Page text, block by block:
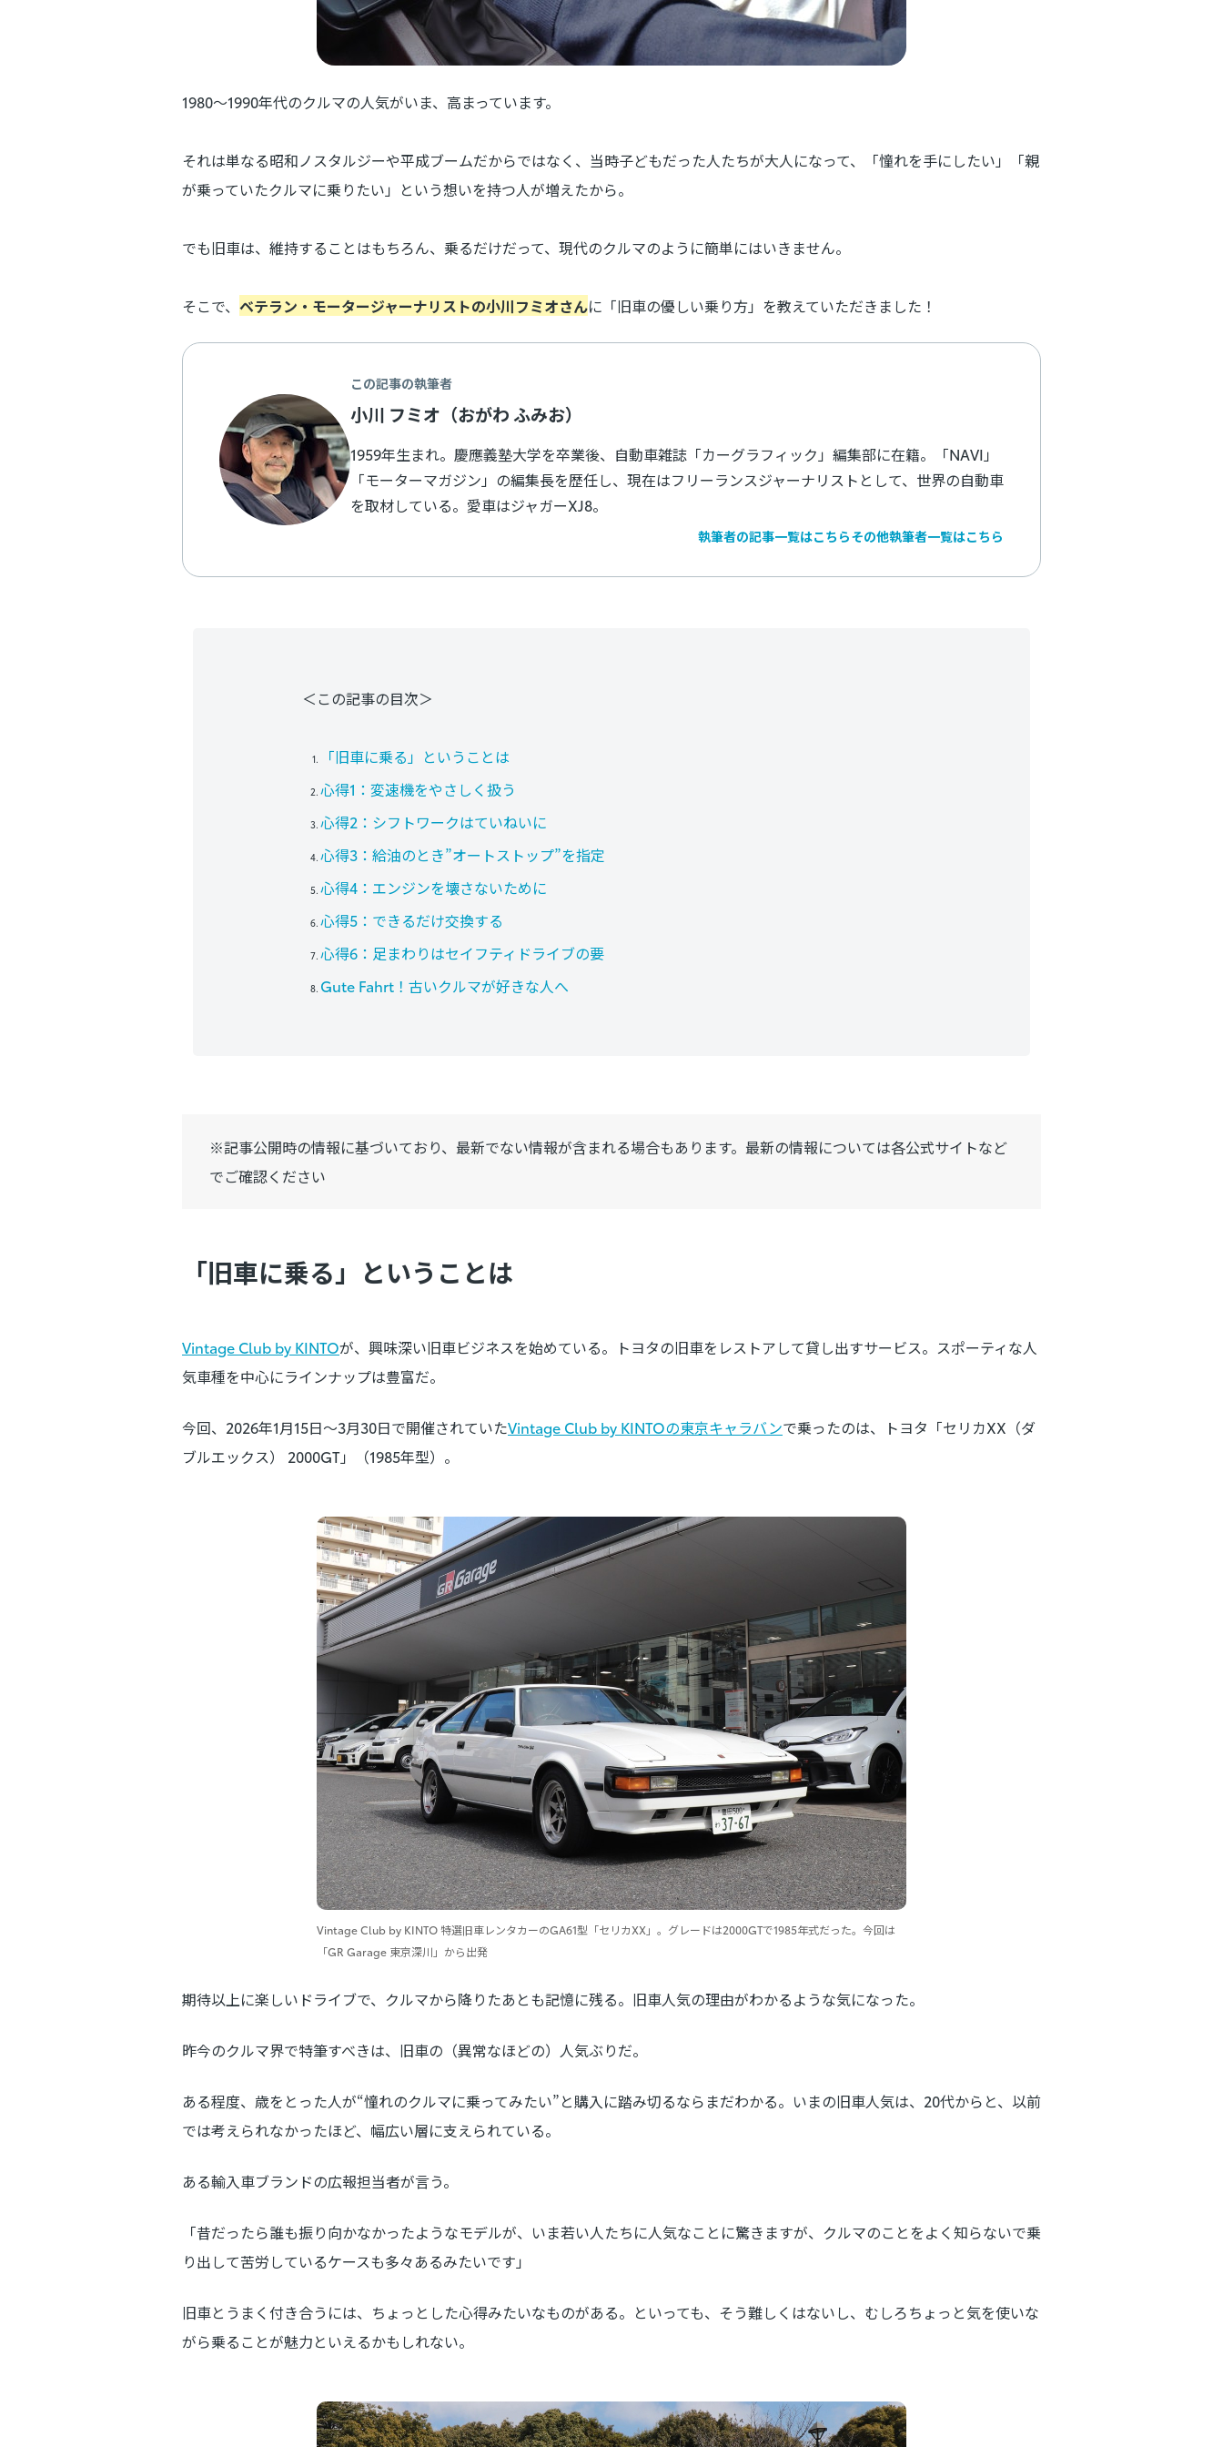
1980～1990年代のクルマの人気がいま、高まっています。
それは単なる昭和ノスタルジーや平成ブームだからではなく、当時子どもだった人たちが大人になって、「憧れを手にしたい」「親
が乗っていたクルマに乗りたい」という想いを持つ人が増えたから。
でも旧車は、維持することはもちろん、乗るだけだって、現代のクルマのように簡単にはいきません。
そこで、 ベテラン・モータージャーナリストの小川フミオさんに「旧車の優しい乗り方」を教えていただきました！
この記事の執筆者
小川 フミオ（おがわ ふみお）
1959年生まれ。慶應義塾大学を卒業後、自動車雑誌「カーグラフィック」編集部に在籍。「NAVI」
「モーターマガジン」の編集長を歴任し、現在はフリーランスジャーナリストとして、世界の自動車
を取材している。愛車はジャガーXJ8。
執筆者の記事一覧はこちらその他執筆者一覧はこちら
＜この記事の目次＞
「旧車に乗る」ということは
心得1：変速機をやさしく扱う
心得2：シフトワークはていねいに
心得3：給油のとき”オートストップ”を指定
心得4：エンジンを壊さないために
心得5：できるだけ交換する
心得6：足まわりはセイフティドライブの要
Gute Fahrt！古いクルマが好きな人へ
※記事公開時の情報に基づいており、最新でない情報が含まれる場合もあります。最新の情報については各公式サイトなど
でご確認ください
「旧車に乗る」ということは
Vintage Club by KINTOが、興味深い旧車ビジネスを始めている。トヨタの旧車をレストアして貸し出すサービス。スポーティな人
気車種を中心にラインナップは豊富だ。
今回、2026年1月15日～3月30日で開催されていたVintage Club by KINTOの東京キャラバンで乗ったのは、トヨタ「セリカXX（ダ
ブルエックス） 2000GT」（1985年型）。
Vintage Club by KINTO 特選旧車レンタカーのGA61型「セリカXX」。グレードは2000GTで1985年式だった。今回は
「GR Garage 東京深川」から出発
期待以上に楽しいドライブで、クルマから降りたあとも記憶に残る。旧車人気の理由がわかるような気になった。
昨今のクルマ界で特筆すべきは、旧車の（異常なほどの）人気ぶりだ。
ある程度、歳をとった人が“憧れのクルマに乗ってみたい”と購入に踏み切るならまだわかる。いまの旧車人気は、20代からと、以前
では考えられなかったほど、幅広い層に支えられている。
ある輸入車ブランドの広報担当者が言う。
「昔だったら誰も振り向かなかったようなモデルが、いま若い人たちに人気なことに驚きますが、クルマのことをよく知らないで乗
り出して苦労しているケースも多々あるみたいです」
旧車とうまく付き合うには、ちょっとした心得みたいなものがある。といっても、そう難しくはないし、むしろちょっと気を使いな
がら乗ることが魅力といえるかもしれない。